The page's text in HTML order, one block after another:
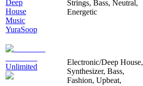
Deep
House
Music
YuraSoop
Strings, Bass, Neutral,
Energetic
Unlimited
Electronic/Deep House,
Synthesizer, Bass,
Fashion, Upbeat,